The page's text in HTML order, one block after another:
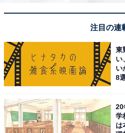
注目の連
東
い
い
8
20
学
は